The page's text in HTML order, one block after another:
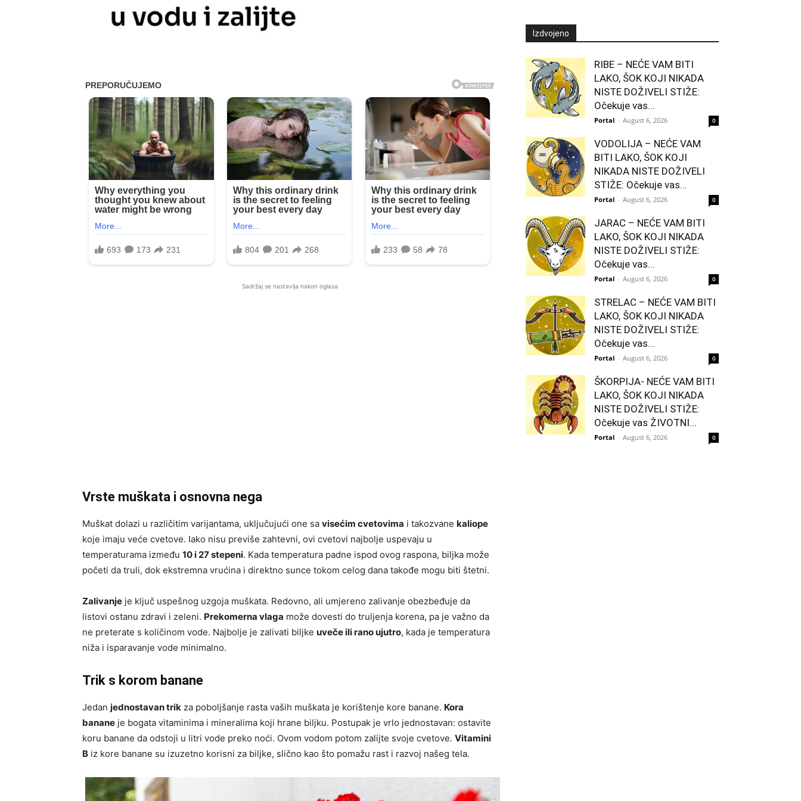
Sadržaj se nastavlja nakon oglasa
Vrste muškata i osnovna nega
Muškat dolazi u različitim varijantama, uključujući one sa visećim cvetovima i takozvane kaliope
koje imaju veće cvetove. Iako nisu previše zahtevni, ovi cvetovi najbolje uspevaju u
temperaturama između 10 i 27 stepeni. Kada temperatura padne ispod ovog raspona, biljka može
početi da truli, dok ekstremna vrućina i direktno sunce tokom celog dana takođe mogu biti štetni.
Zalivanje je ključ uspešnog uzgoja muškata. Redovno, ali umjereno zalivanje obezbeđuje da
listovi ostanu zdravi i zeleni. Prekomerna vlaga može dovesti do truljenja korena, pa je važno da
ne preterate s količinom vode. Najbolje je zalivati biljke uveče ili rano ujutro, kada je temperatura
niža i isparavanje vode minimalno.
Trik s korom banane
Jedan jednostavan trik za poboljšanje rasta vaših muškata je korištenje kore banane. Kora
banane je bogata vitaminima i mineralima koji hrane biljku. Postupak je vrlo jednostavan: ostavite
koru banane da odstoji u litri vode preko noći. Ovom vodom potom zalijte svoje cvetove. Vitamini
B iz kore banane su izuzetno korisni za biljke, slično kao što pomažu rast i razvoj našeg tela.
Izdvojeno
RIBE – NEĆE VAM BITI
LAKO, ŠOK KOJI NIKADA
NISTE DOŽIVELI STIŽE:
Očekuje vas...
Portal - August 6, 2026 0
VODOLIJA – NEĆE VAM
BITI LAKO, ŠOK KOJI
NIKADA NISTE DOŽIVELI
STIŽE: Očekuje vas...
Portal - August 6, 2026 0
JARAC – NEĆE VAM BITI
LAKO, ŠOK KOJI NIKADA
NISTE DOŽIVELI STIŽE:
Očekuje vas...
Portal - August 6, 2026 0
STRELAC – NEĆE VAM BITI
LAKO, ŠOK KOJI NIKADA
NISTE DOŽIVELI STIŽE:
Očekuje vas...
Portal - August 6, 2026 0
ŠKORPIJA- NEĆE VAM BITI
LAKO, ŠOK KOJI NIKADA
NISTE DOŽIVELI STIŽE:
Očekuje vas ŽIVOTNI...
Portal - August 6, 2026 0